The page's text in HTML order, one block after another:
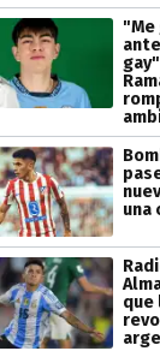
una
que